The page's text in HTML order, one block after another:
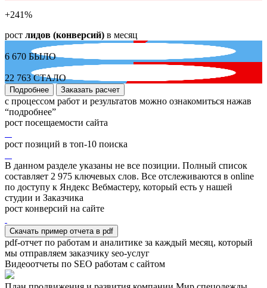
+241%
рост лидов (конверсий) в месяц
6 670 БЫЛО
22 763СТАЛО
Подробнее Заказать расчет
с процессом работ и результатов можно ознакомиться нажав
“подробнее”
рост посещаемости сайта
рост позиций в топ-10 поиска
В данном разделе указаны не все позиции. Полный список
составляет 2 975 ключевых слов. Все отслеживаются в online
по доступу к Яндекс Вебмастеру, который есть у нашей
студии и Заказчика
рост конверсий на сайте
Скачать пример отчета в pdf
pdf-отчет по работам и аналитике за каждый месяц, который
мы отправляем заказчику seo-услуг
Видеоотчеты по SEO работам с сайтом